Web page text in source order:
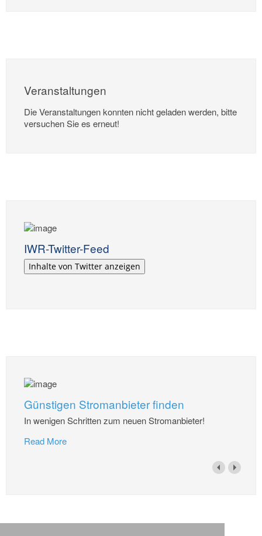
Veranstaltungen
Die Veranstaltungen konnten nicht geladen werden, bitte
versuchen Sie es erneut!
IWR-Twitter-Feed
Inhalte von Twitter anzeigen
Günstigen Stromanbieter finden
In wenigen Schritten zum neuen Stromanbieter!
Read More